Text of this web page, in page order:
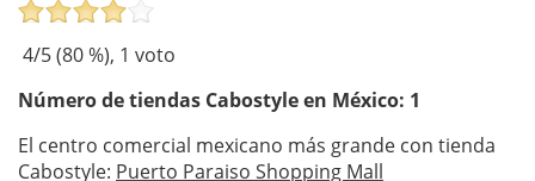
4/5 (80%), 1 voto
Número de tiendas Cabostyleen México: 1
El centro comercial mexicano más grande con tienda
Cabostyle: Puerto Paraiso Shopping Mall